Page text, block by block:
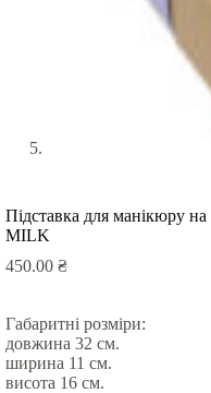
Підставка для манікюру
MILK
450.00 ₴
Габаритні розміри:
довжина 32 см.
ширина 11 см.
висота 16 см.